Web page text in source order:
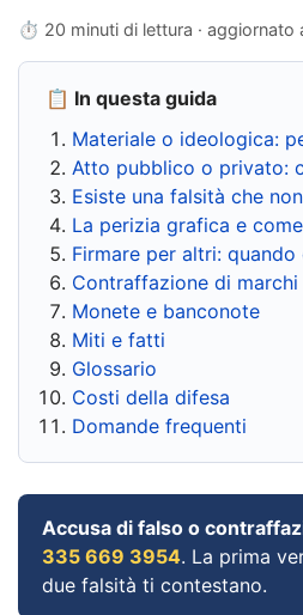
⏱ 20 minuti di lettura · aggiornato
📋 In questa guida
Materiale o ideologica:
Atto pubblico o privato:
Esiste una falsità che
La perizia grafica e
Firmare per altri:
Contraffazione di
Monete e banconote
Miti e fatti
Glossario
Costi della difesa
Domande frequenti
Accusa di falso o
335 669 3954. La prima
due falsità ti contestano.